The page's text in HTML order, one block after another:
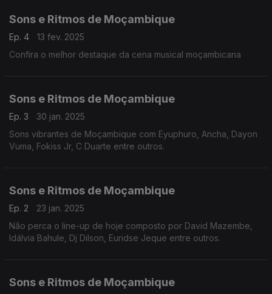
Sons e Ritmos de Moçambique
Ep. 4
13 fev. 2025
Confira o melhor destaque da cena musical moçambicana
Sons e Ritmos de Moçambique
Ep. 3
30 jan. 2025
Sons vibrantes de Moçambique com Eyuphuro, Ancha, Dayon
Vuma, Fokiss Jr, C Duarte entre outros.
Sons e Ritmos de Moçambique
Ep. 2
23 jan. 2025
Não perca o line-up de hoje composto por David Mazembe,
Idálvia Bahule, Dj Dilson, Euridse Jeque entre outros.
Sons e Ritmos de Moçambique